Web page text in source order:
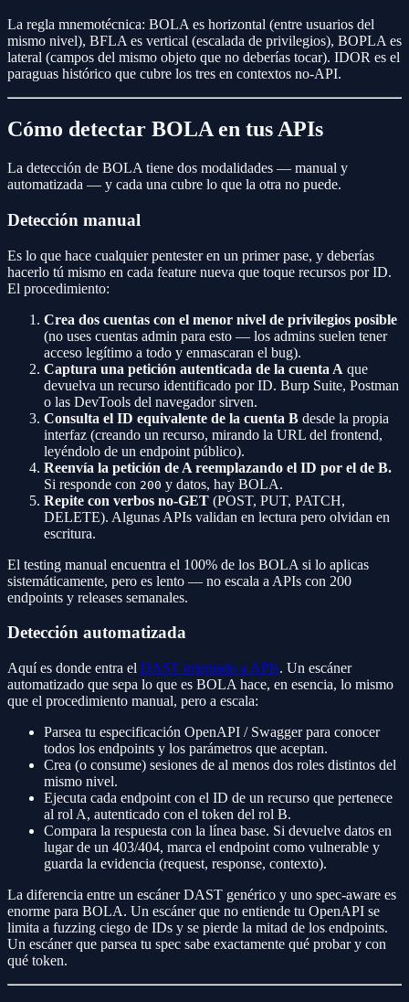
La regla mnemotécnica: BOLA es horizontal (entre usuarios del
mismo nivel), BFLA es vertical (escalada de privilegios), BOPLA es
lateral (campos del mismo objeto que no deberías tocar). IDOR es el
paraguas histórico que cubre los tres en contextos no-API.
Cómo detectar BOLA en tus APIs
La detección de BOLA tiene dos modalidades — manual y
automatizada — y cada una cubre lo que la otra no puede.
Detección manual
Es lo que hace cualquier pentester en un primer pase, y deberías
hacerlo tú mismo en cada feature nueva que toque recursos por ID.
El procedimiento:
Crea dos cuentas con el menor nivel de privilegios posible
(no uses cuentas admin para esto — los admins suelen tener
acceso legítimo a todo y enmascaran el bug).
Captura una petición autenticada de la cuenta A que
devuelva un recurso identificado por ID. Burp Suite, Postman
o las DevTools del navegador sirven.
Consulta el ID equivalente de la cuenta B desde la propia
interfaz (creando un recurso, mirando la URL del frontend,
leyéndolo de un endpoint público).
Reenvía la petición de A reemplazando el ID por el de B.
Si responde con 200 y datos, hay BOLA.
Repite con verbos no-GET (POST, PUT, PATCH,
DELETE). Algunas APIs validan en lectura pero olvidan en
escritura.
El testing manual encuentra el 100% de los BOLA si lo aplicas
sistemáticamente, pero es lento — no escala a APIs con 200
endpoints y releases semanales.
Detección automatizada
Aquí es donde entra el DAST orientado a APIs. Un escáner
automatizado que sepa lo que es BOLA hace, en esencia, lo mismo
que el procedimiento manual, pero a escala:
Parsea tu especificación OpenAPI / Swagger para conocer
todos los endpoints y los parámetros que aceptan.
Crea (o consume) sesiones de al menos dos roles distintos del
mismo nivel.
Ejecuta cada endpoint con el ID de un recurso que pertenece
al rol A, autenticado con el token del rol B.
Compara la respuesta con la línea base. Si devuelve datos en
lugar de un 403/404, marca el endpoint como vulnerable y
guarda la evidencia (request, response, contexto).
La diferencia entre un escáner DAST genérico y uno spec-aware es
enorme para BOLA. Un escáner que no entiende tu OpenAPI se
limita a fuzzing ciego de IDs y se pierde la mitad de los endpoints.
Un escáner que parsea tu spec sabe exactamente qué probar y con
qué token.